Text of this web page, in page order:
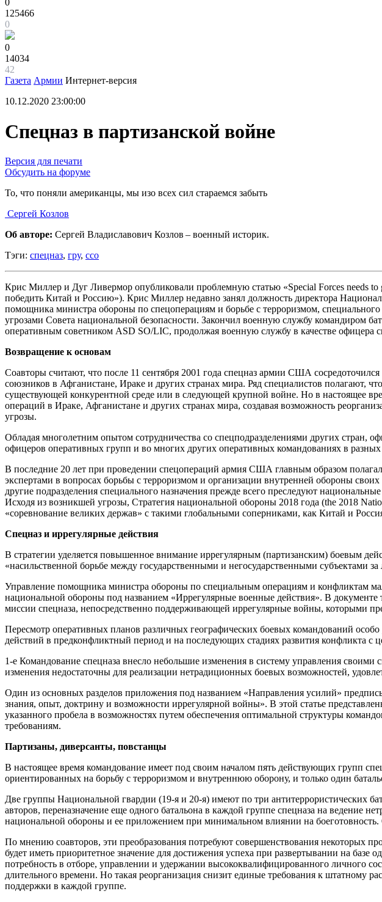
0
125466
0
0
14034
42
Газета Армии Интернет-версия
10.12.2020 23:00:00
Спецназ в партизанской войне
Версия для печати
Обсудить на форуме
То, что поняли американцы, мы изо всех сил стараемся забыть
Сергей Козлов
Об авторе: Сергей Владиславович Козлов – военный историк.
Тэги: спецназ, гру, ссо
Крис Миллер и Дуг Ливермор опубликовали проблемную статью «Special Forces needs
победить Китай и Россию»). Крис Миллер недавно занял должность директора
помощника министра обороны по спецоперациям и борьбе с терроризмом,
угрозами Совета национальной безопасности. Закончил военную службу командиром
оперативным советником ASD SO/LIC, продолжая военную службу в качестве
Возвращение к основам
Соавторы считают, что после 11 сентября 2001 года спецназ армии США
союзников в Афганистане, Ираке и других странах мира. Ряд специалистов полагают,
существующей конкурентной среде или в следующей крупной войне. Но в настоящее
операций в Ираке, Афганистане и других странах мира, создавая возможность
угрозы.
Обладая многолетним опытом сотрудничества со спецподразделениями других
офицеров оперативных групп и во многих других оперативных командованиях в
В последние 20 лет при проведении спецопераций армия США главным образом
экспертами в вопросах борьбы с терроризмом и организации внутренней обороны
другие подразделения специального назначения прежде всего преследуют
Исходя из возникшей угрозы, Стратегия национальной обороны 2018 года (the 2018
«соревнование великих держав» с такими глобальными соперниками, как Китай и
Спецназ и иррегулярные действия
В стратегии уделяется повышенное внимание иррегулярным (партизанским) боевым
«насильственной борьбе между государственными и негосударственными субъектами
Управление помощника министра обороны по специальным операциям и конфликтам
национальной обороны под названием «Иррегулярные военные действия». В
миссии спецназа, непосредственно поддерживающей иррегулярные войны, которыми
Пересмотр оперативных планов различных географических боевых командований
действий в предконфликтный период и на последующих стадиях развития конфликта
1-е Командование спецназа внесло небольшие изменения в систему управления
изменения недостаточны для реализации нетрадиционных боевых возможностей,
Один из основных разделов приложения под названием «Направления усилий»
знания, опыт, доктрину и возможности иррегулярной войны». В этой статье
указанного пробела в возможностях путем обеспечения оптимальной структуры
требованиям.
Партизаны, диверсанты, повстанцы
В настоящее время командование имеет под своим началом пять действующих групп
ориентированных на борьбу с терроризмом и внутреннюю оборону, и только один
Две группы Национальной гвардии (19-я и 20-я) имеют по три антитеррористических
авторов, переназначение еще одного батальона в каждой группе спецназа на ведение
национальной обороны и ее приложением при минимальном влиянии на боеготовность.
По мнению соавторов, эти преобразования потребуют совершенствования некоторых
будет иметь приоритетное значение для достижения успеха при развертывании на
потребность в отборе, управлении и удержании высококвалифицированного личного
длительного времени. Но такая реорганизация снизит единые требования к штатному
поддержки в каждой группе.